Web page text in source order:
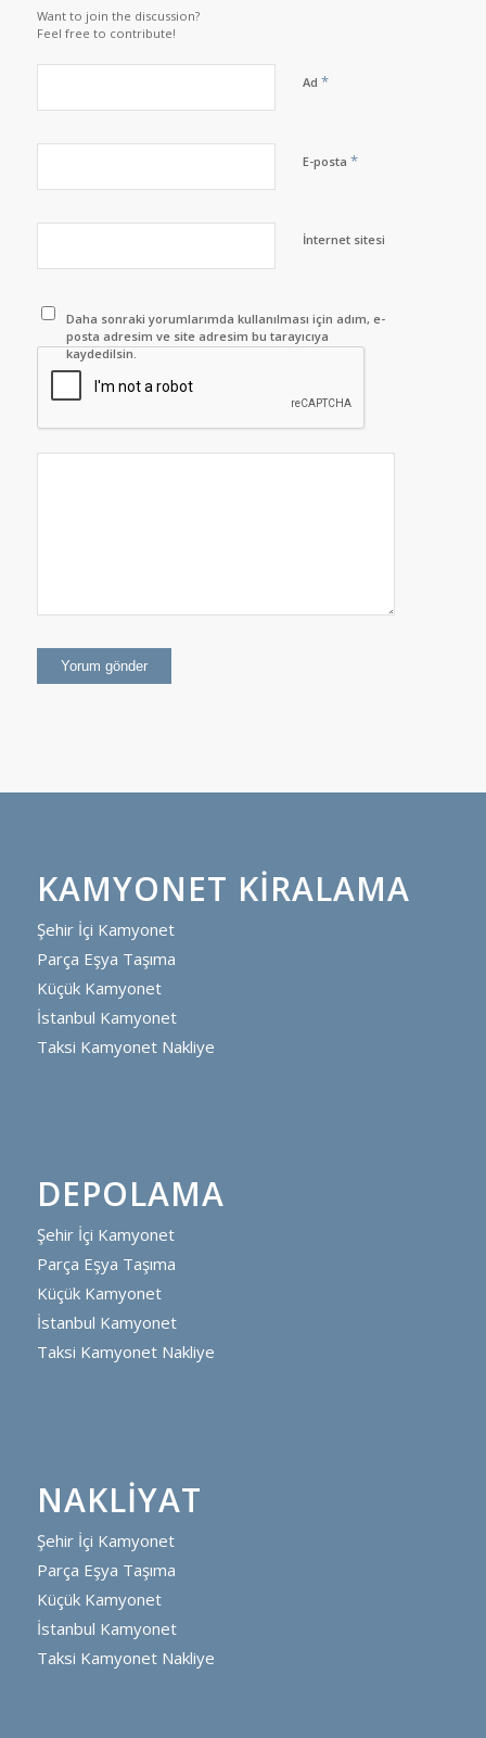
Want to join the discussion?
Feel free to contribute!
Ad *
E-posta *
İnternet sitesi
Daha sonraki yorumlarımda kullanılması için adım, e-
posta adresim ve site adresim bu tarayıcıya
kaydedilsin.
KAMYONET KIRALAMA
Şehir İçi Kamyonet
Parça Eşya Taşıma
Küçük Kamyonet
İstanbul Kamyonet
Taksi Kamyonet Nakliye
DEPOLAMA
Şehir İçi Kamyonet
Parça Eşya Taşıma
Küçük Kamyonet
İstanbul Kamyonet
Taksi Kamyonet Nakliye
NAKLIYAT
Şehir İçi Kamyonet
Parça Eşya Taşıma
Küçük Kamyonet
İstanbul Kamyonet
Taksi Kamyonet Nakliye